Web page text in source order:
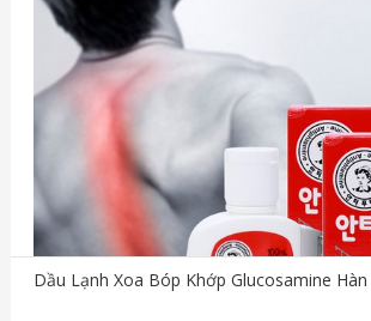
Dầu Lạnh Xoa Bóp Khớp Glucosamine